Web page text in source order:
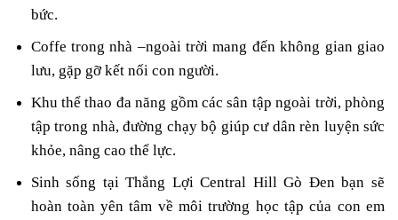
bức.
Coffe trong nhà –ngoài trời mang đến không gian giao
lưu, gặp gỡ kết nối con người.
Khu thể thao đa năng gồm các sân tập ngoài trời, phòng
tập trong nhà, đường chạy bộ giúp cư dân rèn luyện sức
khỏe, nâng cao thể lực.
Sinh sống tạiThắng Lợi Central Hill Gò Đenbạn sẽ
hoàn toàn yên tâm về môi trường học tập của con em